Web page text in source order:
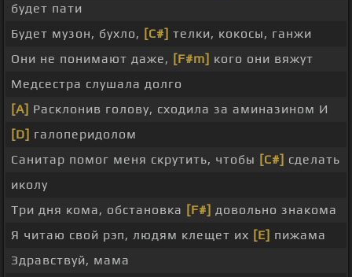
будет пати
Будет музон, бухло, [C#] телки, кокосы, ганжи
Они не понимают даже, [F#m] кого они вяжут
Медсестра слушала долго
[A] Расклонив голову, сходила за аминазином И
[D] галоперидолом
Санитар помог меня скрутить, чтобы [C#] сделать
иколу
Три дня кома, обстановка [F#] довольно знакома
Я читаю свой рэп, людям клещет их [E] пижама
Здравствуй, мама